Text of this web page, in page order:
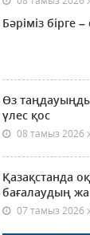
Бәріміз бірге
Өз
үлес қос
08 тамыз 2026
Қазақстанда
бағалаудың
07 тамыз 2026